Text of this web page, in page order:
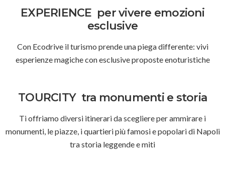
EXPERIENCE per vivere emozioni
esclusive
Con Ecodrive il turismo prende una piega differente: vivi
esperienze magiche con esclusive proposte enoturistiche
TOURCITY tra monumenti e storia
Ti offriamo diversi itinerari da scegliere per ammirare i
monumenti, le piazze, i quartieri più famosi e popolari di Napoli
tra storia leggende e miti